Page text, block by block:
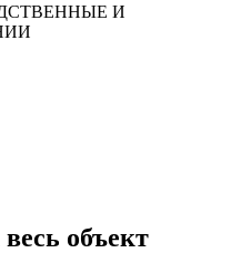
И
объект